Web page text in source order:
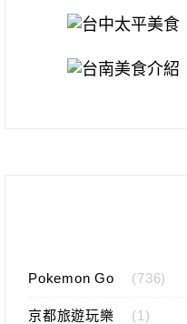
Pokemon Go (736)
京都旅遊玩樂 (1)